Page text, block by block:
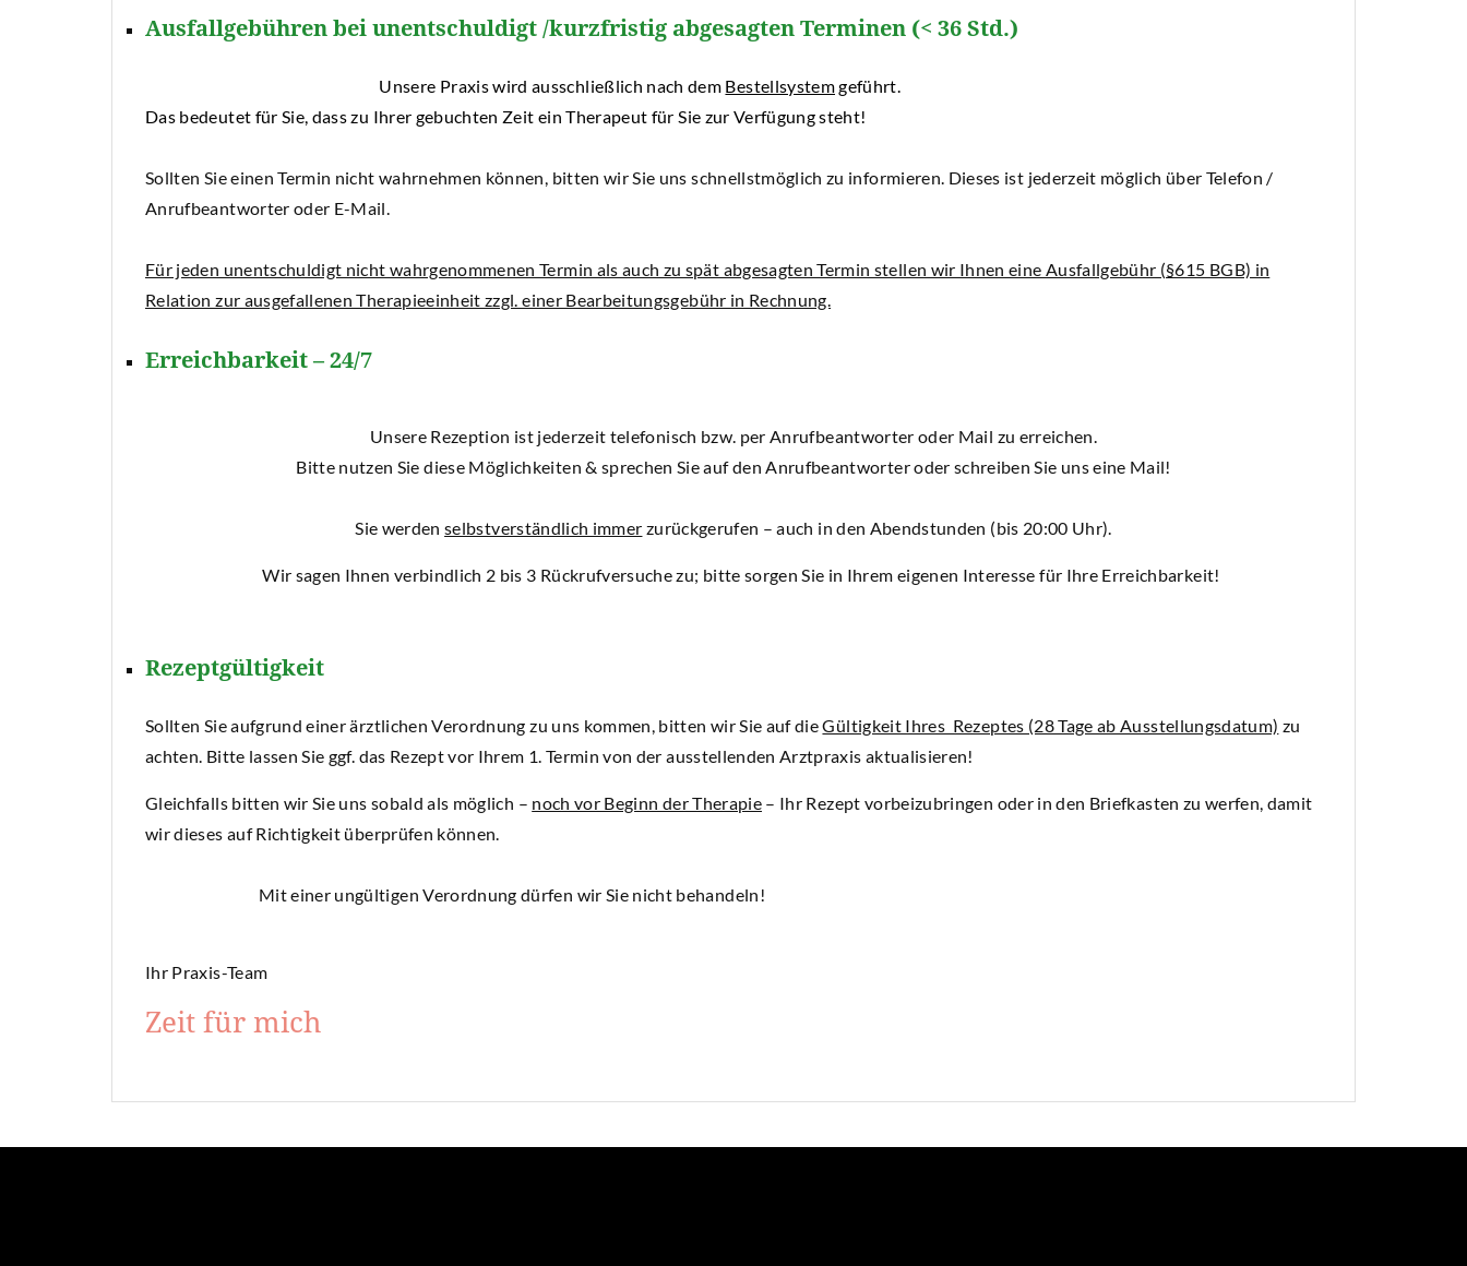
Ausfallgebühren bei unentschuldigt /kurzfristig abgesagten Terminen (< 36 Std.)
Unsere Praxis wird ausschließlich nach dem Bestellsystemgeführt.
Das bedeutet für Sie, dass zu Ihrer gebuchten Zeit ein Therapeut für Sie zur Verfügung steht!
Sollten Sie einen Termin nicht wahrnehmen können, bitten wir Sie uns schnellstmöglich zu informieren. Dieses ist jederzeit möglich über Telefon /
Anrufbeantworter oder E-Mail.
Für jeden unentschuldigt nicht wahrgenommenen Termin als auch zu spät abgesagten Termin stellen wir Ihnen eine Ausfallgebühr (§615 BGB) in
Relation zur ausgefallenen Therapieeinheit zzgl. einer Bearbeitungsgebühr in Rechnung.
Erreichbarkeit – 24/7
Unsere Rezeption ist jederzeit telefonisch bzw. per Anrufbeantworter oder Mail zu erreichen.
Bitte nutzen Sie diese Möglichkeiten & sprechen Sie auf den Anrufbeantworter oder schreiben Sie uns eine Mail!
Sie werdenselbstverständlich immer zurückgerufen – auch in den Abendstunden (bis 20:00 Uhr).
Wir sagen Ihnen verbindlich 2 bis 3 Rückrufversuche zu; bitte sorgen Sie in Ihrem eigenen Interesse für Ihre Erreichbarkeit!
Rezeptgültigkeit
Sollten Sie aufgrund einer ärztlichen Verordnung zu uns kommen, bitten wir Sie auf dieGültigkeit Ihres Rezeptes (28 Tage ab Ausstellungsdatum) zu
achten. Bitte lassen Sie ggf. das Rezept vor Ihrem 1. Termin von der ausstellenden Arztpraxis aktualisieren!
Gleichfalls bitten wir Sie uns sobald als möglich – noch vor Beginn der Therapie – Ihr Rezept vorbeizubringen oder in den Briefkasten zu werfen, damit
wir dieses auf Richtigkeit überprüfen können.
Mit einer ungültigen Verordnung dürfen wir Sie nicht behandeln!
Ihr Praxis-Team
Zeit für mich